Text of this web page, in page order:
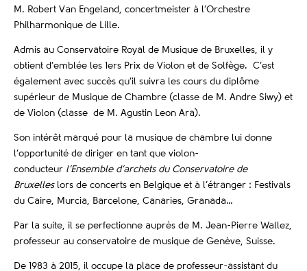
M. Robert Van Engeland, concertmeister à l’Orchestre
Philharmonique de Lille.
Admis au Conservatoire Royal de Musique de Bruxelles, il y
obtient d’emblée les 1ers Prix de Violon et de Solfège. C’est
également avec succès qu’il suivra les cours du diplôme
supérieur de Musique de Chambre (classe de M. Andre Siwy) et
de Violon (classe de M. Agustin Leon Ara).
Son intérêt marqué pour la musique de chambre lui donne
l’opportunité de diriger en tant que violon-
conducteur l’Ensemble d’archets du Conservatoire de
Bruxelleslors de concerts en Belgique et à l’étranger : Festivals
du Caire, Murcia, Barcelone, Canaries, Granada…
Par la suite, il se perfectionne auprès de M. Jean-Pierre Wallez,
professeur au conservatoire de musique de Genève, Suisse.
De 1983 à 2015, il occupe la place de professeur-assistant du